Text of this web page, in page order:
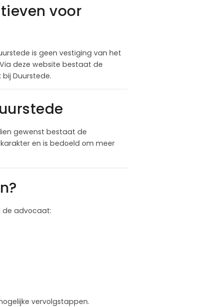
voor
is geen vestiging van het
deze website bestaat de
Duurstede.
gewenst bestaat de
en is bedoeld om meer
de advocaat:
vervolgstappen.